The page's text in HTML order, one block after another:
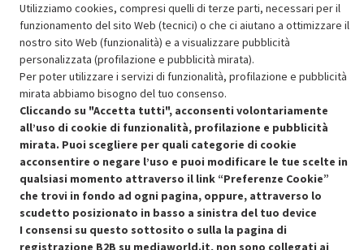
OFFERTE IMPERDIBILI
Risparmio garantito rispetto al corrispondente prodotto nuovo.
Condizioni generali di vendita
Cookie Policy
Preferenze cookie
Recedere dal contratto qui
Utilizziamo cookies, compresi quelli di terze parti, necessari per il
funzionamento del sito Web (tecnici) o che ci aiutano a ottimizzare il
nostro sito Web (funzionalità) e a visualizzare pubblicità
personalizzata (profilazione e pubblicità mirata).
Per poter utilizzare i servizi di funzionalità, profilazione e pubblicità
mirata abbiamo bisogno del tuo consenso.
Cliccando su "Accetta tutti", acconsenti volontariamente
all’uso di cookie di funzionalità, profilazione e pubblicità
mirata. Puoi scegliere per quali categorie di cookie
acconsentire o negare l’uso e puoi modificare le tue scelte in
qualsiasi momento attraverso il link “Preferenze Cookie”
che trovi in fondo ad ogni pagina, oppure, attraverso lo
scudetto posizionato in basso a sinistra del tuo device
I consensi su questo sottosito o sulla la pagina di
registrazione B2B su mediaworld.it, non sono collegati ai